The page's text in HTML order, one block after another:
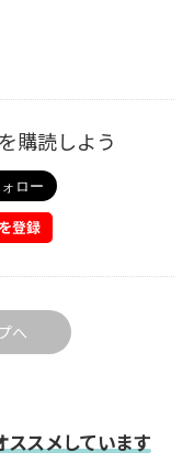
購読しよう
へ
ススメしています